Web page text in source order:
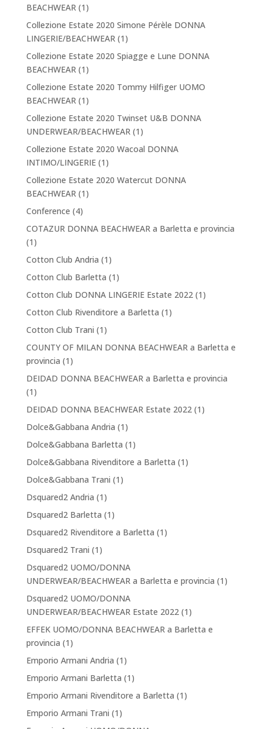
BEACHWEAR(1)
Collezione Estate 2020 Simone Pérèle DONNA
LINGERIE/BEACHWEAR(1)
Collezione Estate 2020 Spiagge e Lune DONNA
BEACHWEAR(1)
Collezione Estate 2020 Tommy Hilfiger UOMO
BEACHWEAR(1)
Collezione Estate 2020 Twinset U&B DONNA
UNDERWEAR/BEACHWEAR(1)
Collezione Estate 2020 Wacoal DONNA
INTIMO/LINGERIE(1)
Collezione Estate 2020 Watercut DONNA
BEACHWEAR(1)
Conference (4)
COTAZUR DONNA BEACHWEAR a Barletta e provincia
(1)
Cotton Club Andria (1)
Cotton Club Barletta (1)
Cotton Club DONNA LINGERIE Estate 2022(1)
Cotton Club Rivenditore a Barletta (1)
Cotton Club Trani (1)
COUNTY OF MILAN DONNA BEACHWEAR a Barletta e
provincia (1)
DEIDAD DONNA BEACHWEAR a Barletta e provincia
(1)
DEIDAD DONNA BEACHWEAR Estate 2022(1)
Dolce&Gabbana Andria (1)
Dolce&Gabbana Barletta (1)
Dolce&Gabbana Rivenditore a Barletta (1)
Dolce&Gabbana Trani (1)
Dsquared2 Andria (1)
Dsquared2 Barletta (1)
Dsquared2 Rivenditore a Barletta (1)
Dsquared2 Trani (1)
Dsquared2 UOMO/DONNA
UNDERWEAR/BEACHWEAR a Barletta e provincia (1)
Dsquared2 UOMO/DONNA
UNDERWEAR/BEACHWEAR Estate 2022(1)
EFFEK UOMO/DONNA BEACHWEAR a Barletta e
provincia (1)
Emporio Armani Andria (1)
Emporio Armani Barletta (1)
Emporio Armani Rivenditore a Barletta (1)
Emporio Armani Trani (1)